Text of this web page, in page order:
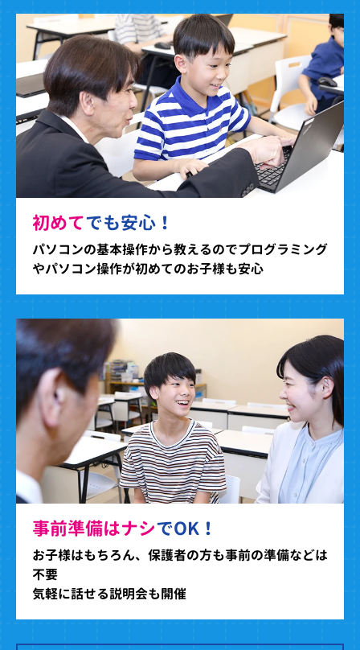
初めてでも安心！
パソコンの基本操作から教えるのでプログラミング
やパソコン操作が初めてのお子様も安心
事前準備はナシでOK！
お子様はもちろん、保護者の方も事前の準備などは
不要
気軽に話せる説明会も開催